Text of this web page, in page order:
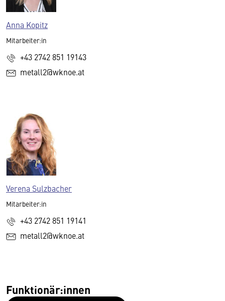
Anna Kopitz
Mitarbeiter:in
+43 2742 851 19143
metall2@wknoe.at
Verena Sulzbacher
Mitarbeiter:in
+43 2742 851 19141
metall2@wknoe.at
Funktionär:innen